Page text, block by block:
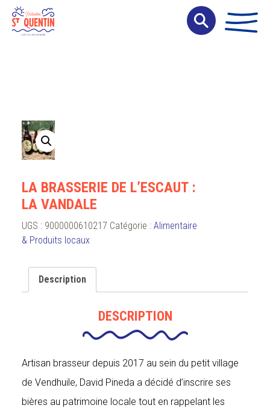
LA BRASSERIE DE L’ESCAUT :
LA VANDALE
UGS : 9000000610217 Catégorie : Alimentaire
& Produits locaux
Description
DESCRIPTION
Artisan brasseur depuis 2017 au sein du petit village
de Vendhuile, David Pineda a décidé d’inscrire ses
bières au patrimoine locale tout en rappelant les
Panneau de gestion des cookies